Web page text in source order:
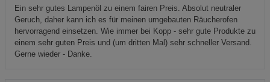
Ein sehr gutes Lampenöl zu einem fairen Preis. Absolut neutraler
Geruch, daher kann ich es für meinen umgebauten Räucherofen
hervorragend einsetzen. Wie immer bei Kopp - sehr gute Produkte zu
einem sehr guten Preis und (um dritten Mal) sehr schneller Versand.
Gerne wieder - Danke.